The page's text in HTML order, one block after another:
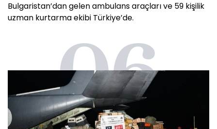
Bulgaristan’dan gelen ambulans araçları ve 59 kişilik
uzman kurtarma ekibi Türkiye’de.
06